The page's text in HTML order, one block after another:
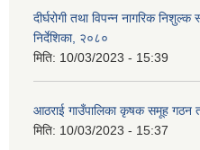
दीर्घरोगी तथा विपन्न नागरिक
निर्देशिका, २०८०
मिति: 10/03/2023 - 15:39
आठराई गाउँपालिका कृषक समूह गठन
मिति: 10/03/2023 - 15:37